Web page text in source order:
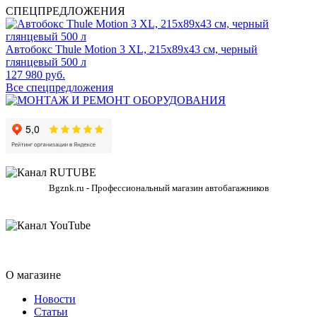
СПЕЦПРЕДЛОЖЕНИЯ
Автобокс Thule Motion 3 XL, 215x89x43 см, черный
глянцевый 500 л
127 980 руб.
Все спецпредложения
Bgznk.ru - Профессиональный магазин автобагажников
О магазине
Новости
Статьи